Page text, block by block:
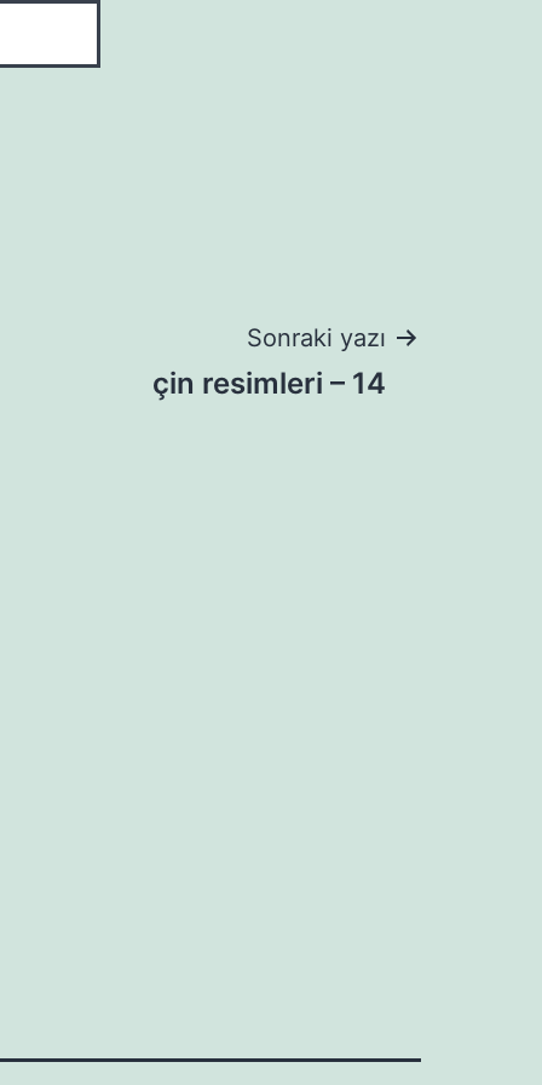
Sonraki yazı
çin resimleri – 14